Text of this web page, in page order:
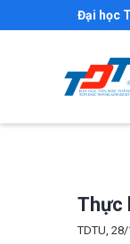
Đại học
Thực
TDTU,